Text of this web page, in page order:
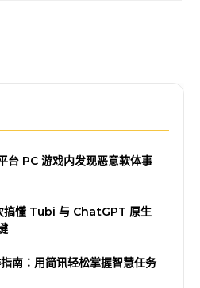
PC 游戏内发现恶意软体事
搞懂 Tubi 与 ChatGPT 原生
南：用简讯轻松掌握智慧任务